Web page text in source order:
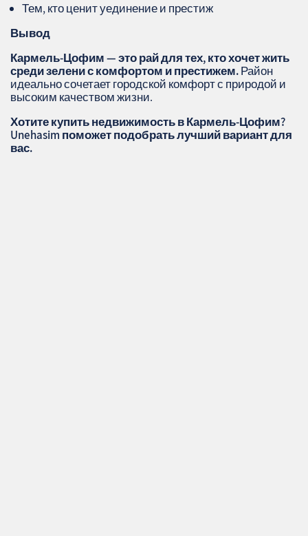
Тем, кто ценит уединение и престиж
Вывод
Кармель-Цофим — это рай для тех, кто хочет жить
среди зелени с комфортом и престижем.Район
идеально сочетает городской комфорт с природой и
высоким качеством жизни.
Хотите купить недвижимость в Кармель-Цофим?
Unehasim поможет подобрать лучший вариант для
вас.